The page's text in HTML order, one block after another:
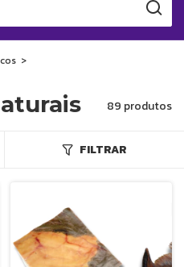
>
89 produtos
FILTRAR